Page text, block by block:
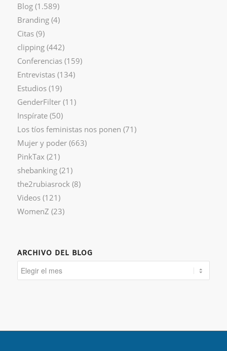
Blog(1.589)
Branding(4)
Citas(9)
clipping(442)
Conferencias(159)
Entrevistas(134)
Estudios(19)
GenderFilter(11)
Inspírate(50)
Los tíos feministas nos ponen (71)
Mujer y poder(663)
PinkTax (21)
shebanking(21)
the2rubiasrock (8)
Videos(121)
WomenZ (23)
ARCHIVO DEL BLOG